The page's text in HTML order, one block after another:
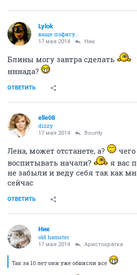
Lylok
ваще пофигу...
17 мая 2014 Ник
Блины могу завтра сделать
нннада?
ОТВЕТИТЬ
elle08
dizzy
17 мая 2014 Bounty
Лена, может отстанете, а?
воспитывать начали?
я вас
не забыли и веду себя так как
сейчас
ОТВЕТИТЬ
Ник
old hamster
17 мая 2014 Аристократка
Так за 10 лет они уже обвисли все